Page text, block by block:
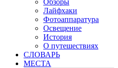
Обзоры
Лайфхаки
Фотоаппаратура
Освещение
История
О путешествиях
CЛОВАРЬ
МЕСТА